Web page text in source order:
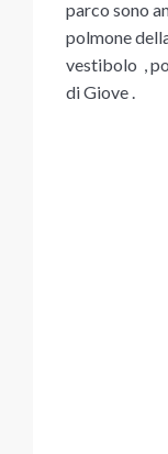
parco sono
polmone
vestibolo ,
di Giove .